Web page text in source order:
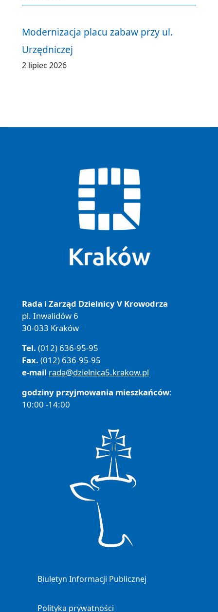
Modernizacja placu zabaw przy ul.
Urzędniczej
2 lipiec 2026
Rada i Zarząd Dzielnicy V Krowodrza
pl. Inwalidów 6
30-033 Kraków
Tel. (012) 636-95-95
Fax. (012) 636-95-95
e-mail rada@dzielnica5.krakow.pl
godziny przyjmowania mieszkańców:
10:00 -14:00
Biuletyn Informacji Publicznej
Polityka prywatności